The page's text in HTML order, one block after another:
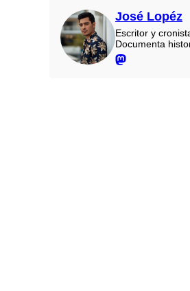
José Lopéz
Escritor y
Documenta